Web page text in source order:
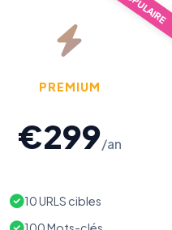
PREMIUM
€299/an
10 URLS cibles
CNIL
pas géré par ce
des envois — ou
. Détail :Politique de